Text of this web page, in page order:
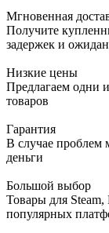
Мгновенная
Получите
задержек и
Низкие цены
Предлагаем одни
товаров
Гарантия
В случае проблем
деньги
Большой выбор
Товары для
популярных